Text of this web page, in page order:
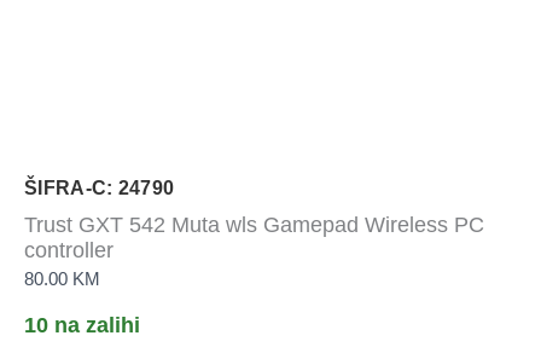
ŠIFRA-C: 24790
Trust GXT 542 Muta wls Gamepad Wireless PC
controller
80.00 KM
10 na zalihi